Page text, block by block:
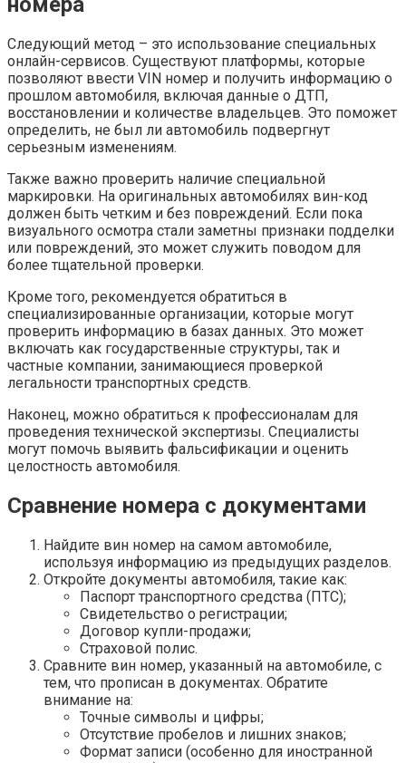
Следующий метод – это использование специальных
онлайн-сервисов. Существуют платформы, которые
позволяют ввести VIN номер и получить информацию о
прошлом автомобиля, включая данные о ДТП,
восстановлении и количестве владельцев. Это поможет
определить, не был ли автомобиль подвергнут
серьезным изменениям.
Также важно проверить наличие специальной
маркировки. На оригинальных автомобилях вин-код
должен быть четким и без повреждений. Если пока
визуального осмотра стали заметны признаки подделки
или повреждений, это может служить поводом для
более тщательной проверки.
Кроме того, рекомендуется обратиться в
специализированные организации, которые могут
проверить информацию в базах данных. Это может
включать как государственные структуры, так и
частные компании, занимающиеся проверкой
легальности транспортных средств.
Наконец, можно обратиться к профессионалам для
проведения технической экспертизы. Специалисты
могут помочь выявить фальсификации и оценить
целостность автомобиля.
Сравнение номера с документами
Найдите вин номер на самом автомобиле,
используя информацию из предыдущих разделов.
Откройте документы автомобиля, такие как:
Паспорт транспортного средства (ПТС);
Свидетельство о регистрации;
Договор купли-продажи;
Страховой полис.
Сравните вин номер, указанный на автомобиле, с
тем, что прописан в документах. Обратите
внимание на:
Точные символы и цифры;
Отсутствие пробелов и лишних знаков;
Формат записи (особенно для иностранной